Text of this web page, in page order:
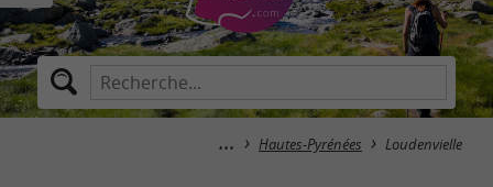
Hautes-Pyrénées Loudenvielle